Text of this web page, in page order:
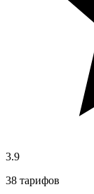
3.9
38 тарифов